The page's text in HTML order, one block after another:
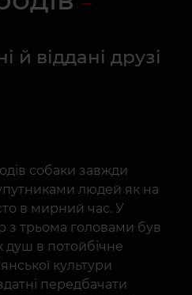
й віддані друзі
собаки завжди
людей як на
в мирний час. У
з трьома головами був
душ в потойбічне
культури
передбачати